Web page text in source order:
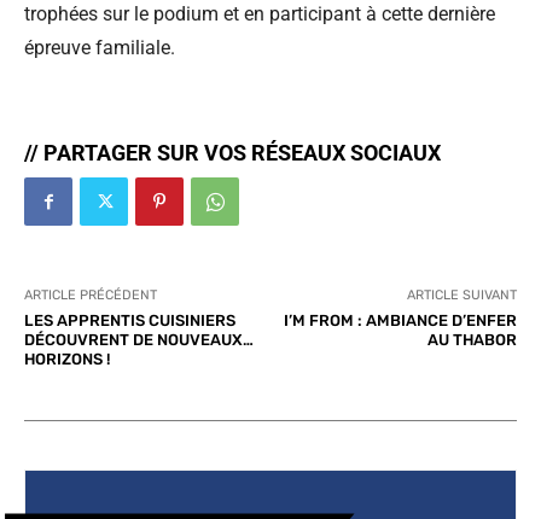
trophées sur le podium et en participant à cette dernière
épreuve familiale.
// PARTAGER SUR VOS RÉSEAUX SOCIAUX
ARTICLE PRÉCÉDENT
LES APPRENTIS CUISINIERS
DÉCOUVRENT DE NOUVEAUX…
HORIZONS !
ARTICLE SUIVANT
I’M FROM : AMBIANCE D’ENFER
AU THABOR